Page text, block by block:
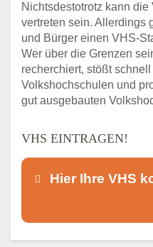
Nichtsdestotrotz kann
vertreten sein. Allerdings
und Bürger einen VHS-
Wer über die Grenzen
recherchiert, stößt
Volkshochschulen und
gut ausgebauten
VHS EINTRAGEN!
Hier Ihre VHS